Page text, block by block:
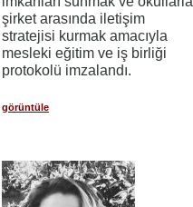
şirket arasında iletişim
stratejisi kurmak amacıyla
mesleki eğitim ve iş birliği
protokolü imzalandı.
görüntüle